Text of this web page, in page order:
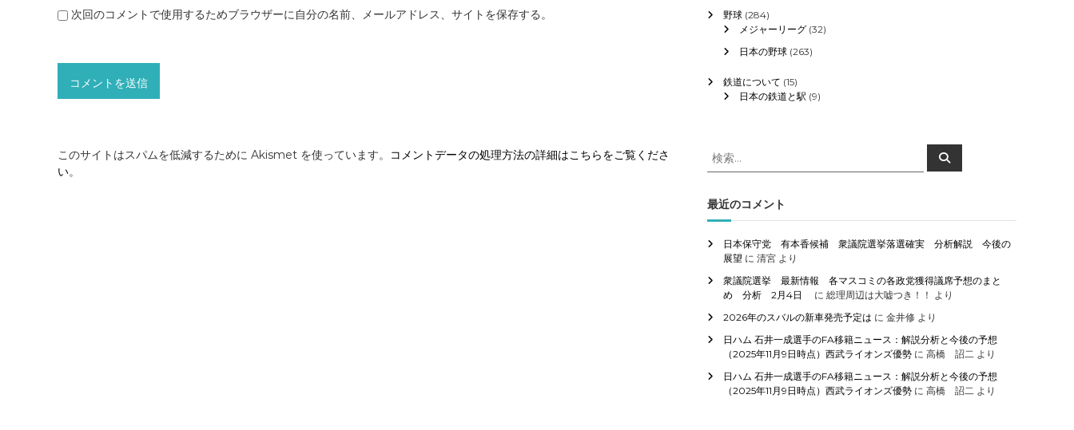
次回のコメントで使用するためブラウザーに自分の名前、メールアドレス、サイトを保存する。
このサイトはスパムを低減するために Akismet を使っています。
コメントデータの処理方法の詳細はこちらをご覧くださ
い。
野球 (284)
メジャーリーグ (32)
日本の野球 (263)
鉄道について (15)
日本の鉄道と駅 (9)
検
索
象
:
検
索
最近のコメント
日本保守党 有本香候補 衆議院選挙落選確実 分析解説 今後の
展望 に清宮 より
衆議院選挙 最新情報 各マスコミの各政党獲得議席予想のまと
め 分析 2月4日
に総理周辺は大嘘つき！！ より
2026年のスバルの新車発売予定は に金井修 より
日ハム 石井一成選手のFA移籍ニュース：解説分析と今後の予想
（2025年11月9日時点）西武ライオンズ優勢 に高橋 詔二 より
日ハム 石井一成選手のFA移籍ニュース：解説分析と今後の予想
（2025年11月9日時点）西武ライオンズ優勢 に高橋 詔二 より